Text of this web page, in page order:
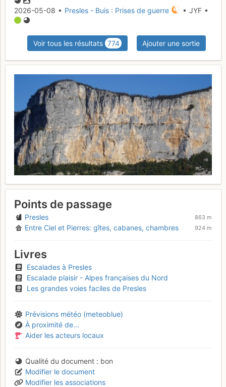
2026-05-08 • Presles - Buis : Prises de guerre • JYF •
Voir tous les résultats 774 Ajouter une sortie
Points de passage
Presles 863 m
Entre Ciel et Pierres: gîtes, cabanes, chambres 924 m
Livres
Escalades à Presles
Escalade plaisir - Alpes françaises du Nord
Les grandes voies faciles de Presles
Prévisions météo (meteoblue)
À proximité de...
Aider les acteurs locaux
Qualité du document
bon
Modifier le document
Modifier les associations